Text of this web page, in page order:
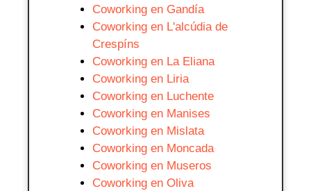
Coworking en Gandía
Coworking en L'alcúdia de
Crespíns
Coworking en La Eliana
Coworking en Liria
Coworking en Luchente
Coworking en Manises
Coworking en Mislata
Coworking en Moncada
Coworking en Museros
Coworking en Oliva